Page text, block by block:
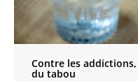
Contre les
du tabou